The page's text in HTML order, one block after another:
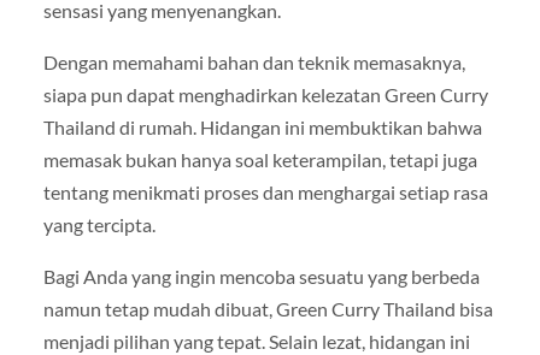
sensasi yang menyenangkan.
Dengan memahami bahan dan teknik memasaknya,
siapa pun dapat menghadirkan kelezatan Green Curry
Thailand di rumah. Hidangan ini membuktikan bahwa
memasak bukan hanya soal keterampilan, tetapi juga
tentang menikmati proses dan menghargai setiap rasa
yang tercipta.
Bagi Anda yang ingin mencoba sesuatu yang berbeda
namun tetap mudah dibuat, Green Curry Thailand bisa
menjadi pilihan yang tepat. Selain lezat, hidangan ini